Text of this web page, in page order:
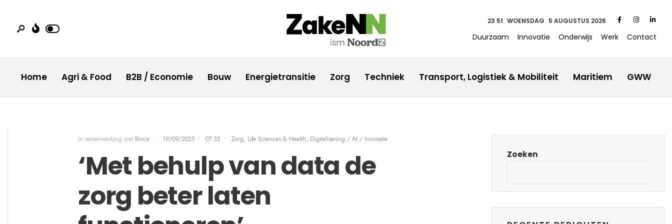
23:51 WOENSDAG 5 AUGUSTUS 2026
Duurzaam Innovatie Onderwijs Werk Contact
Home Agri & Food B2B / Economie Bouw Energietransitie Zorg Techniek Transport, Logistiek & Mobiliteit Maritiem GWW
In samenwerking met Bince • 19/09/2025 • 07:35 • Zorg, Life Sciences & Health, Digitalisering / AI / Innovatie
‘Met behulp van data de
zorg beter laten
Zoeken